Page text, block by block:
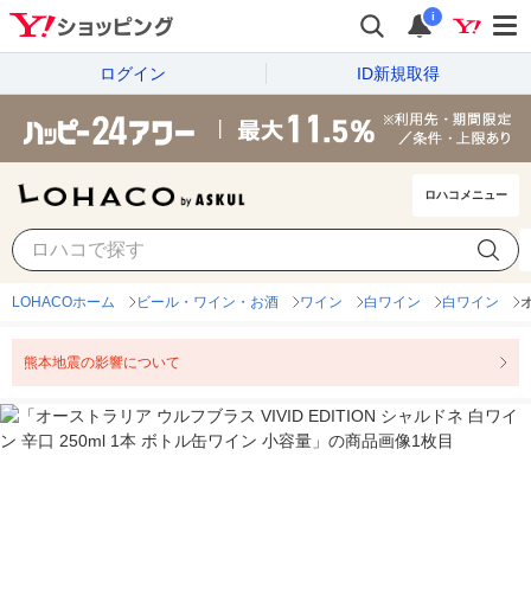
i
ログイン ID新規取得
ロハコメニュー
LOHACOホーム ビール・ワイン・お酒 ワイン 白ワイン 白ワイン
熊本地震の影響について